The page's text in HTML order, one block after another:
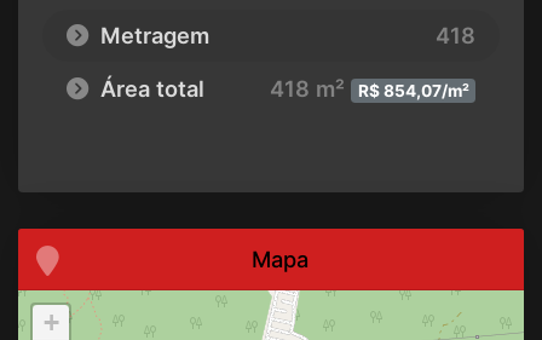
Metragem
418
Área total
418 m² R$ 854,07/m²
Mapa
+